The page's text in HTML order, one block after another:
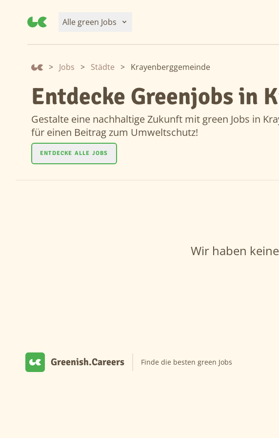
Alle green Jobs
> Jobs > Städte > Krayenberggemeinde
Entdecke Greenjobs in
Gestalte eine nachhaltige Zukunft mit green Jobs in
für einen Beitrag zum Umweltschutz!
ENTDECKE ALLE JOBS
Wir haben
Greenish.Careers Finde die besten green Jobs